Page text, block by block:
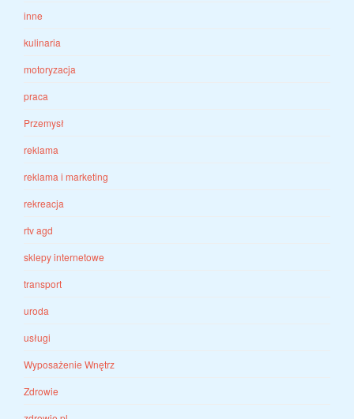
inne
kulinaria
motoryzacja
praca
Przemysł
reklama
reklama i marketing
rekreacja
rtv agd
sklepy internetowe
transport
uroda
usługi
Wyposażenie Wnętrz
Zdrowie